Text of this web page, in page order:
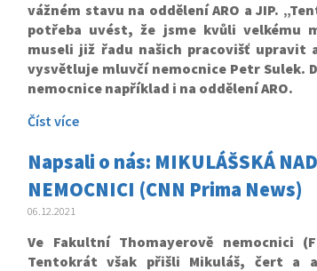
vážném stavu na oddělení ARO a JIP.
potřeba uvést, že jsme kvůli velkému
museli již řadu našich pracovišť upravit
vysvětluje mluvčí nemocnice Petr Sulek.
nemocnice například i na oddělení ARO.
Číst více
Napsali o nás: MIKULÁŠSKÁ
NEMOCNICI (CNN Prima News)
06.12.2021
Ve Fakultní Thomayerově nemocnici
Tentokrát však přišli Mikuláš, čert a